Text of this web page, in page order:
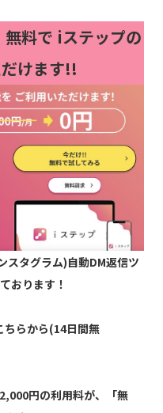
料で iステップの
けます!!
タグラム)自動DM返信ツ
おります！
ちらから(14日間無
円の利用料が、「無